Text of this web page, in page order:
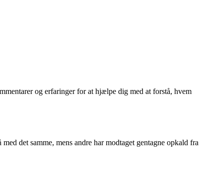
og erfaringer for at hjælpe dig med at forstå, hvem
det samme, mens andre har modtaget gentagne opkald fra